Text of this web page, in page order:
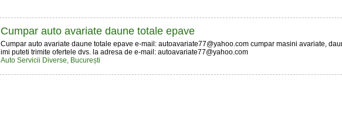
Cumpar auto avariate daune totale epave
Cumpar auto avariate daune totale epave e-mail: autoavariate77@yahoo.com cumpar masini avariate,
imi puteti trimite ofertele dvs. la adresa de e-mail: autoavariate77@yahoo.com
Auto Servicii Diverse, București